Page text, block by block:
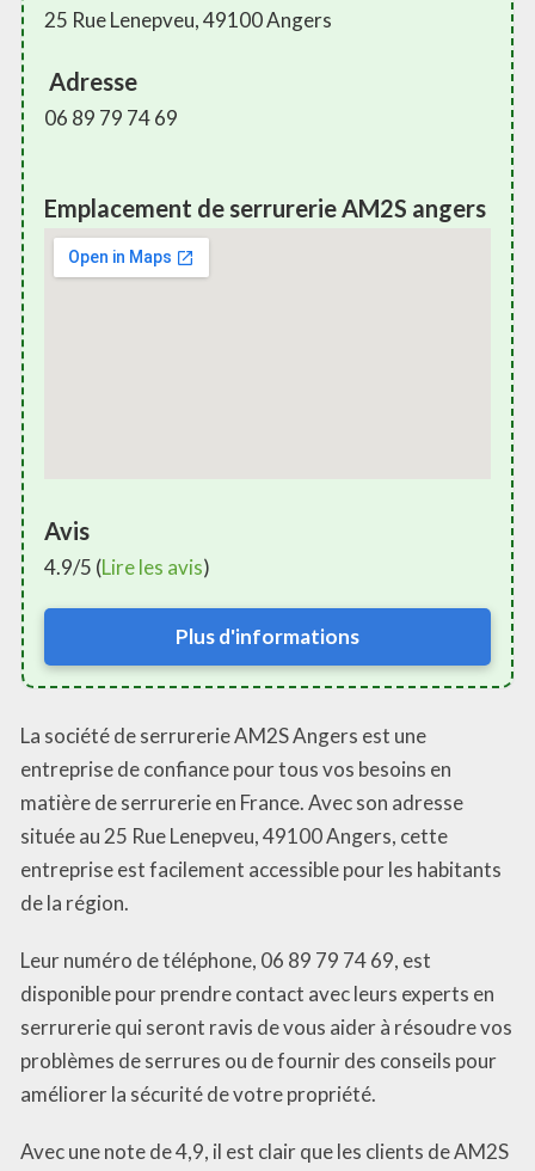
25 Rue Lenepveu, 49100 Angers
Adresse
06 89 79 74 69
Emplacement de serrurerie AM2S angers
Avis
4.9/5 (Lire les avis)
Plus d'informations
La société de serrurerie AM2S Angers est une
entreprise de confiance pour tous vos besoins en
matière de serrurerie en France. Avec son adresse
située au 25 Rue Lenepveu, 49100 Angers, cette
entreprise est facilement accessible pour les habitants
de la région.
Leur numéro de téléphone, 06 89 79 74 69, est
disponible pour prendre contact avec leurs experts en
serrurerie qui seront ravis de vous aider à résoudre vos
problèmes de serrures ou de fournir des conseils pour
améliorer la sécurité de votre propriété.
Avec une note de 4,9, il est clair que les clients de AM2S